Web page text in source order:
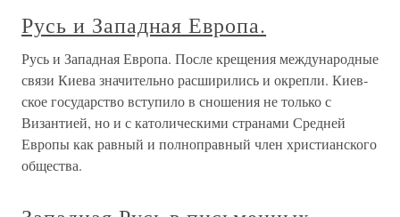
Русь и Западная Европа.
Русь и Западная Европа. После крещения международные
связи Киева значительно расширились и окрепли. Киев­
ское государство вступило в сношения не только с
Византией, но и с католическими странами Средней
Европы как равный и полноправный член христианского
общества.